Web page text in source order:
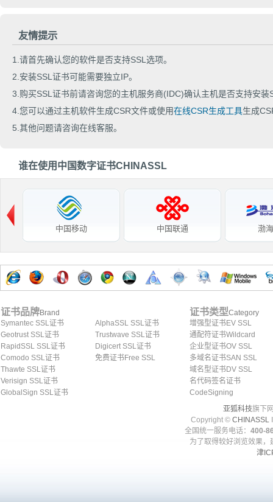
友情提示
1.请首先确认您的软件是否支持SSL选项。
2.安装SSL证书可能需要独立IP。
3.购买SSL证书前请咨询您的主机服务商(IDC)确认主机是否支持安装
4.您可以通过主机软件生成CSR文件或使用在线CSR生成工具生成
5.其他问题请咨询在线客服。
谁在使用中国数字证书CHINASSL
中国移动 中国联通 渤
证书品牌Brand
Symantec SSL证书
Geotrust SSL证书
RapidSSL SSL证书
Comodo SSL证书
Thawte SSL证书
Verisign SSL证书
GlobalSign SSL证书
AlphaSSL SSL证书
Trustwave SSL证书
Digicert SSL证书
免费证书Free SSL
证书类型Category
增强型证书EV SSL
通配符证书Wildcard
企业型证书OV SSL
多域名证书SAN SSL
域名型证书DV SSL
名代码签名证书
CodeSigning
亚狐科技旗下
Copyright © CHINASSL
全国统一服务电话： 400-
为了取得较好浏览效果
津